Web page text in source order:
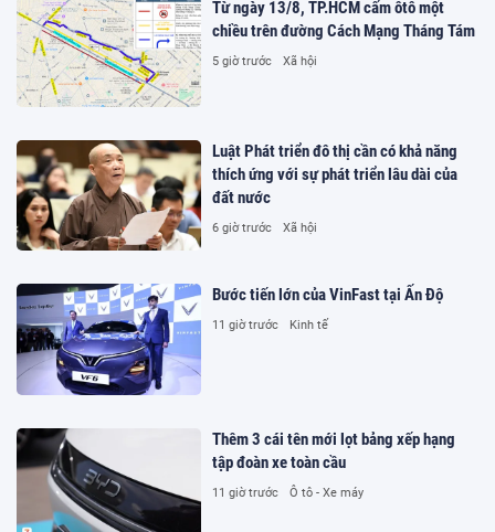
Từ ngày 13/8, TP.HCM cấm ôtô một
chiều trên đường Cách Mạng Tháng Tám
5 giờ trước Xã hội
Luật Phát triển đô thị cần có khả năng
thích ứng với sự phát triển lâu dài của
đất nước
6 giờ trước Xã hội
Bước tiến lớn của VinFast tại Ấn Độ
11 giờ trước Kinh tế
Thêm 3 cái tên mới lọt bảng xếp hạng
tập đoàn xe toàn cầu
11 giờ trước Ô tô - Xe máy